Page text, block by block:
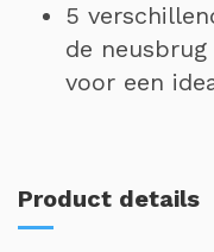
5
de
voor een
Product details